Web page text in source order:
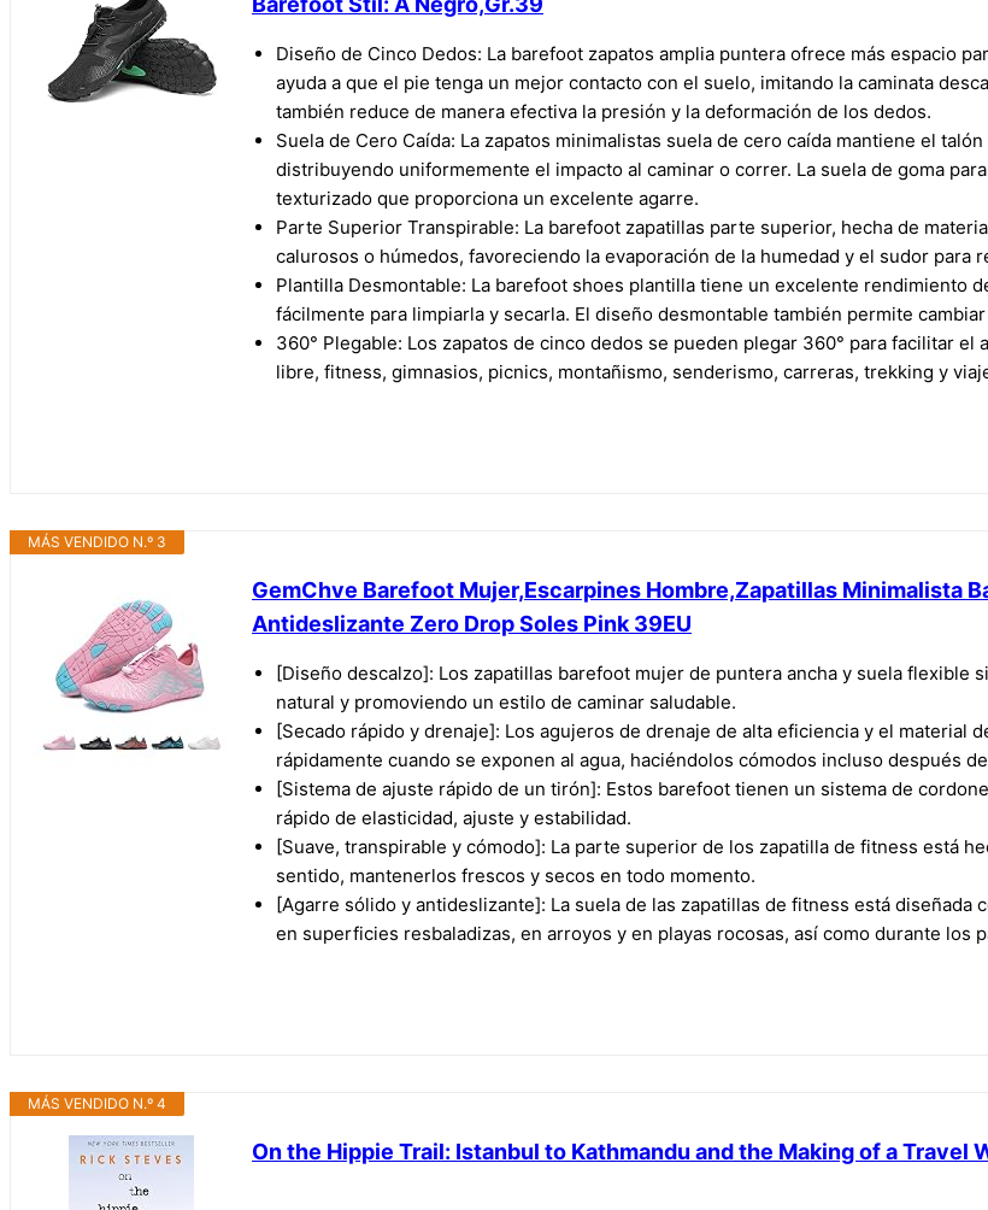
Diseño de Cinco Dedos: La barefoot zapatos amplia puntera ofrece más espacio
ayuda a que el pie tenga un mejor contacto con el suelo, imitando la caminata
también reduce de manera efectiva la presión y la deformación de los dedos.
Suela de Cero Caída: La zapatos minimalistas suela de cero caída mantiene el
distribuyendo uniformemente el impacto al caminar o correr. La suela de goma
texturizado que proporciona un excelente agarre.
Parte Superior Transpirable: La barefoot zapatillas parte superior, hecha de
calurosos o húmedos, favoreciendo la evaporación de la humedad y el sudor para
Plantilla Desmontable: La barefoot shoes plantilla tiene un excelente rendimiento
fácilmente para limpiarla y secarla. El diseño desmontable también permite
360° Plegable: Los zapatos de cinco dedos se pueden plegar 360° para facilitar
libre, fitness, gimnasios, picnics, montañismo, senderismo, carreras, trekking y
MÁS VENDIDO N.º 3
GemChve Barefoot Mujer,Escarpines Hombre,Zapatillas Minimalista
Antideslizante Zero Drop Soles Pink 39EU
[Diseño descalzo]: Los zapatillas barefoot mujer de puntera ancha y suela
natural y promoviendo un estilo de caminar saludable.
[Secado rápido y drenaje]: Los agujeros de drenaje de alta eficiencia y el material
rápidamente cuando se exponen al agua, haciéndolos cómodos incluso después
[Sistema de ajuste rápido de un tirón]: Estos barefoot tienen un sistema de
rápido de elasticidad, ajuste y estabilidad.
[Suave, transpirable y cómodo]: La parte superior de los zapatilla de fitness está
sentido, mantenerlos frescos y secos en todo momento.
[Agarre sólido y antideslizante]: La suela de las zapatillas de fitness está
en superficies resbaladizas, en arroyos y en playas rocosas, así como durante los
MÁS VENDIDO N.º 4
On the Hippie Trail: Istanbul to Kathmandu and the Making of a Travel